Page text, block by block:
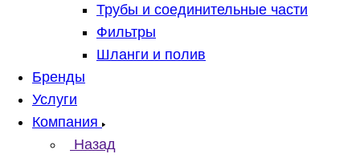
Трубы и соединительные части
Фильтры
Шланги и полив
Бренды
Услуги
Компания
Назад